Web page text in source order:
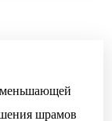
шрамов